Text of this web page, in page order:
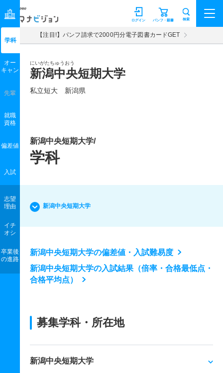
マナビジョン パンフ・願書
ログイン 検索
【注目!】パンフ請求で2000円分電子図書カードGET
にいがたちゅうおう
新潟中央短期大学
私立短大 新潟県
学科
オー
キャン
先輩
就職
資格
偏差値
入試
志望
理由
イチ
オシ
卒業後
の進路
新潟中央短期大学/
学科
新潟中央短期大学
新潟中央短期大学の偏差値・入試難易度
新潟中央短期大学の入試結果（倍率・合格最低点・
合格平均点）
募集学科・所在地
新潟中央短期大学